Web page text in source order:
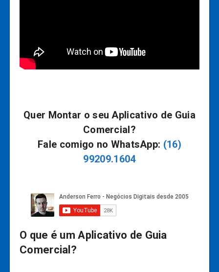
Quer Montar o seu Aplicativo de Guia
Comercial?
Fale comigo no WhatsApp: (16)
99209.1604
O que é um Aplicativo de Guia
Comercial?